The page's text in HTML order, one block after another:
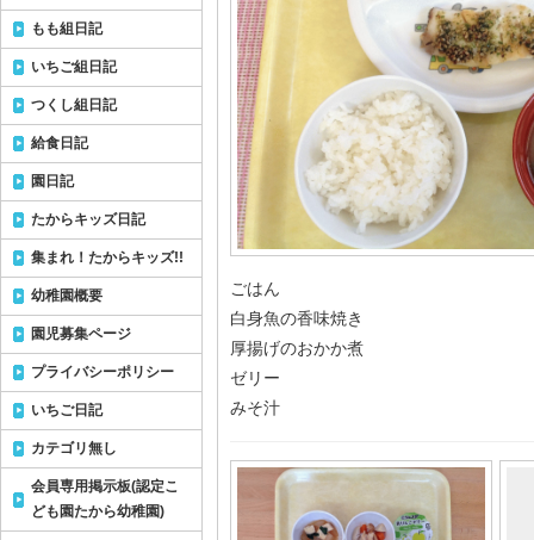
ごはん
白身魚の香味焼き
厚揚げのおかか煮
ゼリー
みそ汁
もも組日記
いちご組日記
つくし組日記
給食日記
園日記
たからキッズ日記
集まれ！たからキッズ!!
幼稚園概要
園児募集ページ
プライバシーポリシー
いちご日記
カテゴリ無し
会員専用掲示板(認定こ
ども園たから幼稚園)